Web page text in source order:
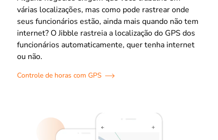
várias localizações, mas como pode rastrear onde
seus funcionários estão, ainda mais quando não tem
internet? O Jibble rastreia a localização do GPS dos
funcionários automaticamente, quer tenha internet
ou não.
Controle de horas com GPS